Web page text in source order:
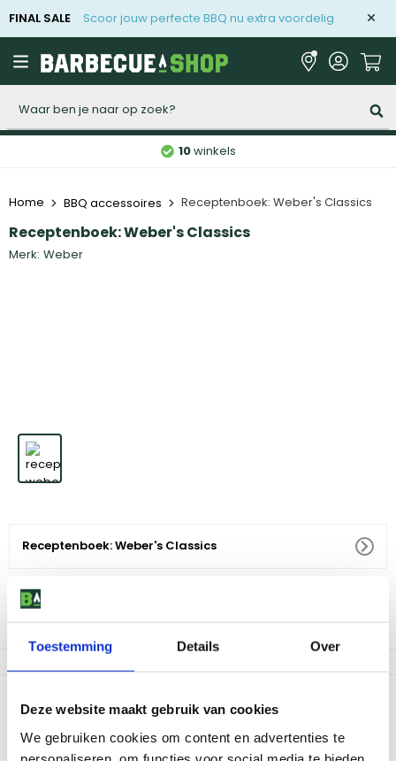
Toestemming Details Over
Deze website maakt gebruik van cookies
We gebruiken cookies om content en advertenties te
FINAL SALE Scoor jouw perfecte BBQ nu extra voordelig
10winkels
Home BBQ accessoires Receptenboek: Weber's Classics
Receptenboek: Weber's Classics
Merk: Weber
Receptenboek: Weber's Classics
19,95
Niet op voorraad
Wil je ook eens grillen zoals de barbecuepioniers een jaar of
veertig geleden? In dit receptenboek staan de echte klassiekers